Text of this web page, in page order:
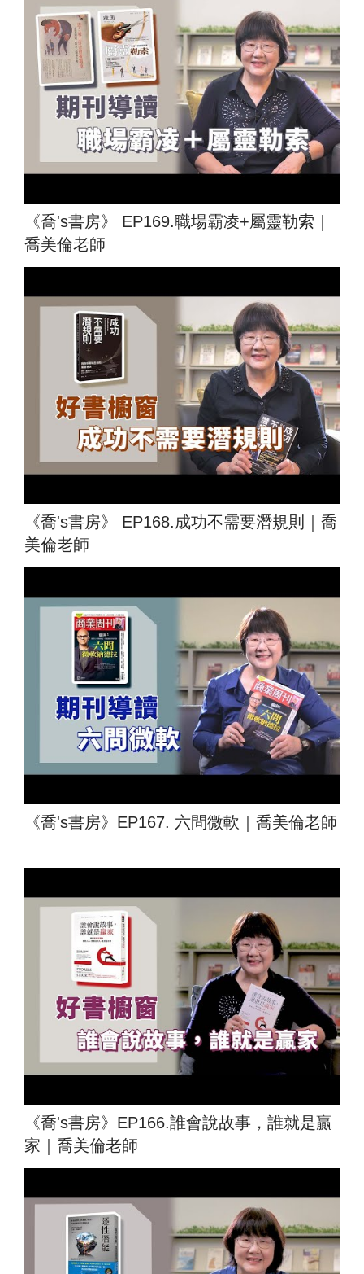
《喬's書房》 EP169.職場霸凌+屬靈勒索｜
喬美倫老師
《喬's書房》 EP168.成功不需要潛規則｜喬
美倫老師
《喬's書房》EP167. 六問微軟｜喬美倫老師
《喬's書房》EP166.誰會說故事，誰就是贏
家｜喬美倫老師